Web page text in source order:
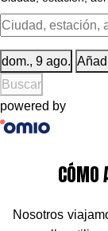
Dom., 9 Ago.
CÓMO
para ello